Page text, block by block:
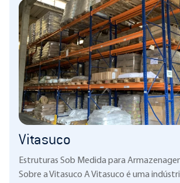
Vitasuco
Estruturas Sob Medida para
Sobre a Vitasuco A Vitasuco é uma